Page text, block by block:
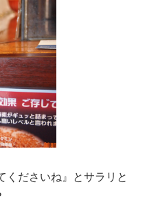
くださいね』とサラリと